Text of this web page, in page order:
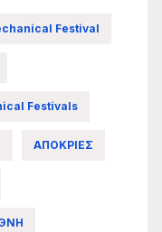
Festival
Festivals
ΑΠΟΚΡΙΕΣ